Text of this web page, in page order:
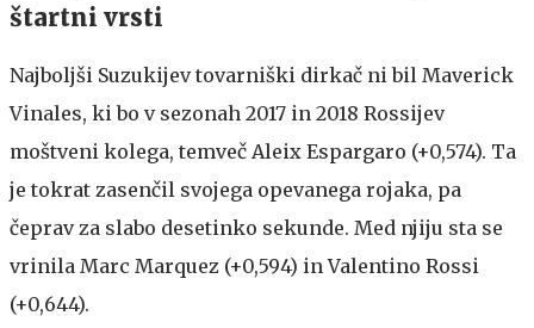
štartni vrsti
Najboljši Suzukijev tovarniški dirkač ni bil Maverick
Vinales, ki bo v sezonah 2017 in 2018 Rossijev
moštveni kolega, temveč Aleix Espargaro (+0,574). Ta
je tokrat zasenčil svojega opevanega rojaka, pa
čeprav za slabo desetinko sekunde. Med njiju sta se
vrinila Marc Marquez (+0,594) in Valentino Rossi
(+0,644).